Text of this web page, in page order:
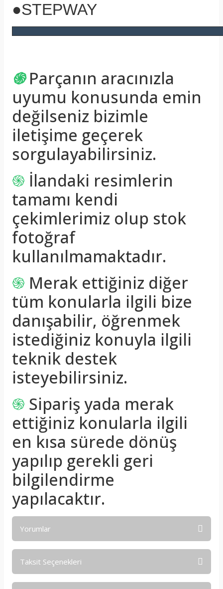
●STEPWAY
֍ Parçanın aracınızla
uyumu konusunda emin
değilseniz bizimle
iletişime geçerek
sorgulayabilirsiniz.
֍ İlandaki resimlerin
tamamı kendi
çekimlerimiz olup stok
fotoğraf
kullanılmamaktadır.
֍ Merak ettiğiniz diğer
tüm konularla ilgili bize
danışabilir, öğrenmek
istediğiniz konuyla ilgili
teknik destek
isteyebilirsiniz.
֍ Sipariş yada merak
ettiğiniz konularla ilgili
en kısa sürede dönüş
yapılıp gerekli geri
bilgilendirme
yapılacaktır.
Yorumlar
Taksit Seçenekleri